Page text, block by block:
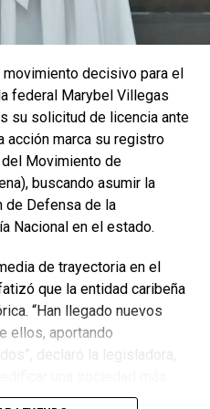
al instante
movimiento decisivo para el
federal Marybel Villegas
su solicitud de licencia ante
acción marca su registro
Movimiento de
buscando asumir la
de Defensa de la
Nacional en el estado.
de trayectoria en el
que la entidad caribeña
“Han llegado nuevos
ellos, aportando
declaró la legisladora,